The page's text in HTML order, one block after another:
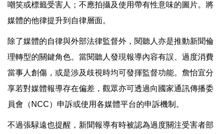
嘲笑或標籤受害人；不應拍攝及使用帶有性意味的圖片。將
媒體的他律提升到自律層面。
除了媒體的自律與外部法律監督外，閱聽人亦是推動新聞倫
理轉型的關鍵角色。當閱聽人發現報導內容有誤、過度消費
當事人創傷，或是涉及歧視時均可發揮監督功能。詹怡宜分
享若對媒體報導存在偏差，觀眾亦可透過向國家通訊傳播委
員會（NCC）申訴或使用各媒體平台的申訴機制。
不過張騄遠也提醒，新聞報導有時被認為過度關注受害者部